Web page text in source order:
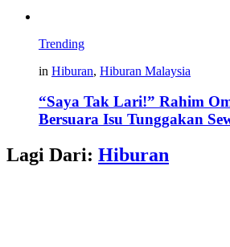
Trending
in Hiburan, Hiburan Malaysia
“Saya Tak Lari!” Rahim
Bersuara Isu Tunggakan
Lagi Dari: Hiburan